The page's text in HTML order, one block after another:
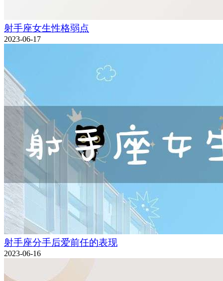
射手座女生性格弱点
2023-06-17
射手座分手后爱前任的表现
2023-06-16